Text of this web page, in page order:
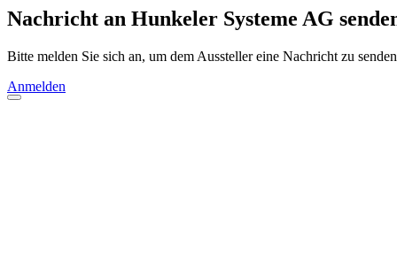
Nachricht an Hunkeler Systeme AG
Bitte melden Sie sich an, um dem Aussteller eine Nachricht zu
Anmelden